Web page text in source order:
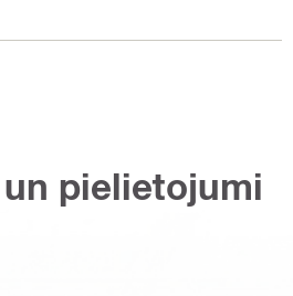
pielietojumi